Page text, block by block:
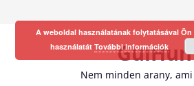
GulHun
Nem minden arany,
A weboldal használatának folytatásával
használatát További információk